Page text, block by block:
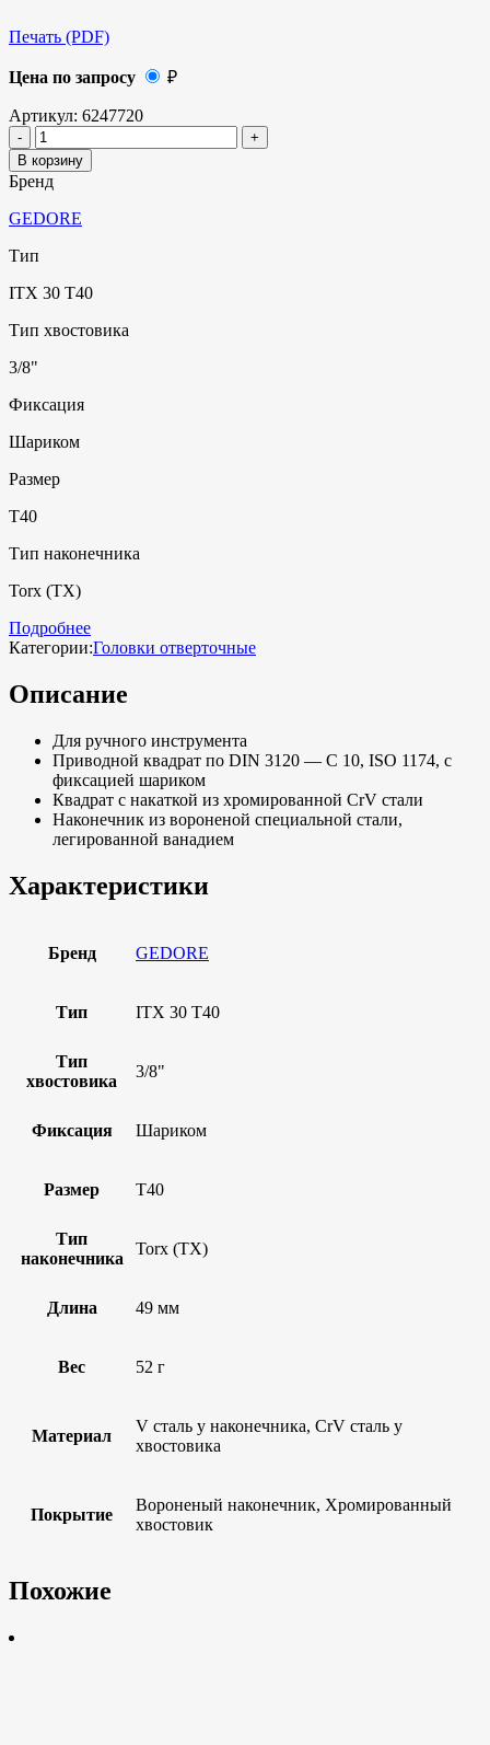
Печать (PDF)
Цена по запросу ₽
Артикул: 6247720
В корзину
Бренд
GEDORE
Тип
ITX 30 T40
Тип хвостовика
3/8"
Фиксация
Шариком
Размер
T40
Тип наконечника
Torx (TX)
Подробнее
Категории:Головки отверточные
Описание
Для ручного инструмента
Приводной квадрат по DIN 3120 — C 10, ISO 1174, с
фиксацией шариком
Квадрат с накаткой из хромированной CrV стали
Наконечник из вороненой специальной стали,
легированной ванадием
Характеристики
Бренд GEDORE
Тип ITX 30 T40
Тип
хвостовика
3/8"
Фиксация Шариком
Размер T40
Тип
наконечника
Torx (TX)
Длина 49 мм
Вес 52 г
Материал
V сталь у наконечника, CrV сталь у
хвостовика
Покрытие
Вороненый наконечник, Хромированный
хвостовик
Похожие